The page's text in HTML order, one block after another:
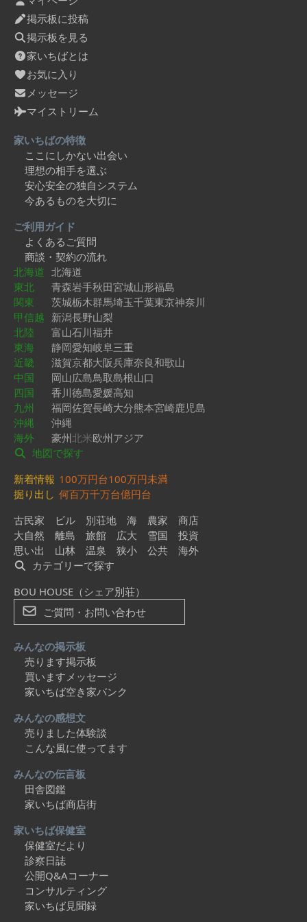
掲示板に投稿
掲示板を見る
家いちばとは
お気に入り
メッセージ
マイストリーム
家いちばの特徴
ここにしかない出会い
理想の相手を選ぶ
安心安全の独自システム
今あるものを大切に
ご利用ガイド
よくあるご質問
商談・契約の流れ
北海道 北海道
東北
青森岩手秋田宮城山形福島
関東
茨城栃木群馬埼玉千葉東京神奈川
甲信越 新潟長野山梨
北陸
富山石川福井
東海
静岡愛知岐阜三重
近畿
滋賀京都大阪兵庫奈良和歌山
中国
岡山広島鳥取島根山口
四国
香川徳島愛媛高知
九州
福岡佐賀長崎大分熊本宮崎鹿児島
沖縄
沖縄
海外
豪州北米欧州アジア
地図で探す
新着情報 100万円台100万円未満
掘り出し 何百万千万台億円台
古民家
ビル 別荘地 海 農家
商店
大自然
離島 旅館 広大 雪国
投資
思い出
山林 温泉 狭小 公共
海外
カテゴリーで探す
BOU HOUSE（シェア別荘）
ご質問・お問い合わせ
みんなの掲示板
売ります掲示板
買いますメッセージ
家いちば空き家バンク
みんなの感想文
売りました体験談
こんな風に使ってます
みんなの伝言板
田舎図鑑
家いちば商店街
家いちば保健室
保健室だより
診察日誌
公開Q&Aコーナー
コンサルティング
家いちば見聞録